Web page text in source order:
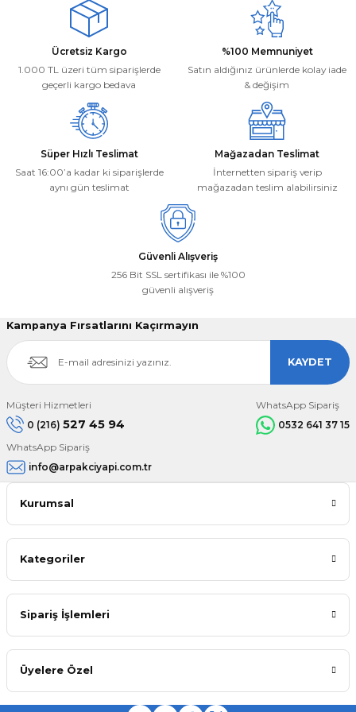
Model
DWE493
Güç (Watt)
Marka
Ürün açıklamasında eksik bilgiler bulunuyor.
Ürün bilgilerinde hatalar bulunuyor.
Ürün fiyatı diğer sitelerden daha pahalı.
Bu ürüne benzer farklı alternatifler olmalı.
Deneyimini Paylaş
Ücretsiz Kargo
1.000 TL üzeri tüm siparişlerde
geçerli kargo bedava
%100 Memnuniyet
Satın aldığınız ürünlerde kolay iade
& değişim
Süper Hızlı Teslimat
Saat 16:00’a kadar ki siparişlerde
aynı gün teslimat
Mağazadan Teslimat
İnternetten sipariş verip
mağazadan teslim alabilirsiniz
Güvenli Alışveriş
256 Bit SSL sertifikası ile %100
güvenli alışveriş
Kampanya Fırsatlarını Kaçırmayın
KAYDET
Müşteri Hizmetleri
0 (216) 527 45 94
WhatsApp Sipariş
0532 641 37 15
WhatsApp Sipariş
info@arpakciyapi.com.tr
Kurumsal
Kategoriler
Sipariş İşlemleri
Üyelere Özel